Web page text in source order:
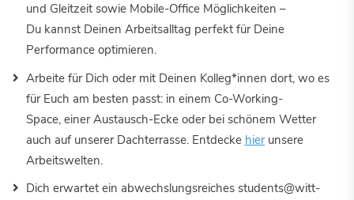
und Gleitzeit sowie Mobile-Office Möglichkeiten –
Du kannst Deinen Arbeitsalltag perfekt für Deine
Performance optimieren.
Arbeite für Dich oder mit Deinen Kolleg*innen dort, wo es
für Euch am besten passt: in einem Co-Working-
Space, einer Austausch-Ecke oder bei schönem Wetter
auch auf unserer Dachterrasse. Entdecke hierunsere
Arbeitswelten.
Dich erwartet ein abwechslungsreiches students@witt-